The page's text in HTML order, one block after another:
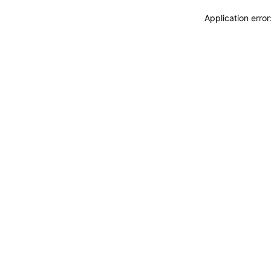
Application